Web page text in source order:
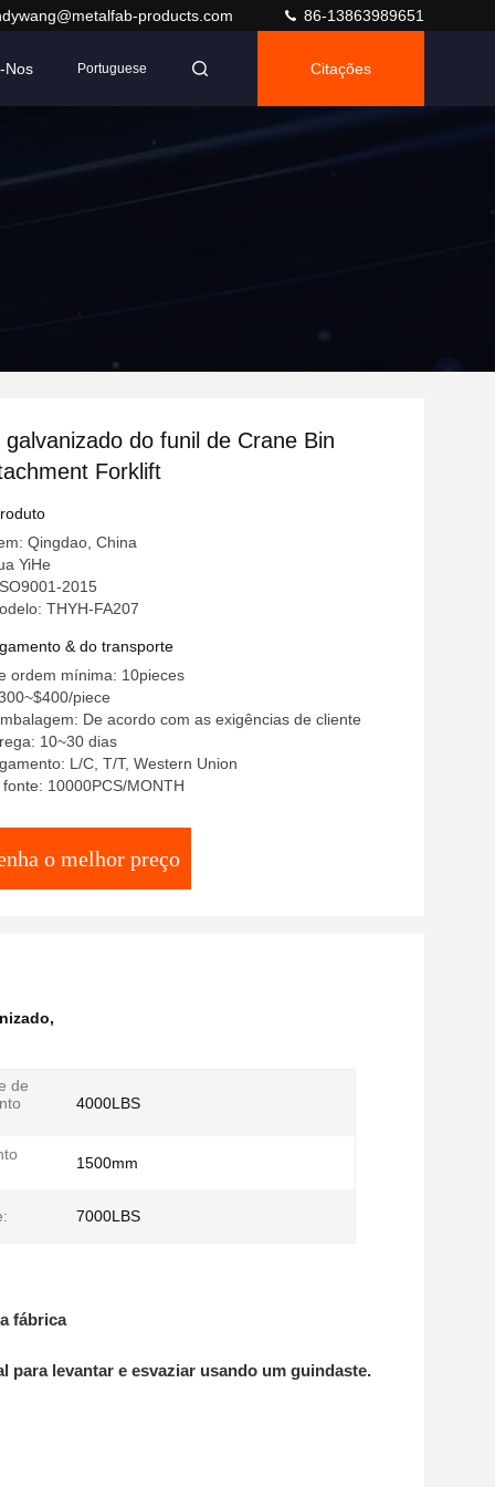
products.com 86-13863989651
Nos Portuguese Citações
do funil de Crane Bin
Forklift
Qingdao, China
YiHe
2015
THYH-FA207
& do transporte
ordem mínima: 10pieces
piece
De acordo com as exigências de cliente
10~30 dias
L/C, T/T, Western Union
10000PCS/MONTH
o melhor preço
,
de
4000LBS
1500mm
7000LBS
fábrica
levantar e esvaziar usando um guindaste.